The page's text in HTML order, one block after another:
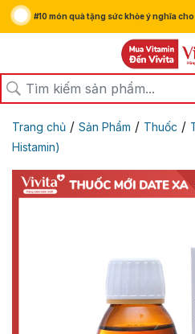
#10 món quà tặng sức khỏe ý nghĩa
Trang chủ / Sản Phẩm / Thuốc /
Histamin)